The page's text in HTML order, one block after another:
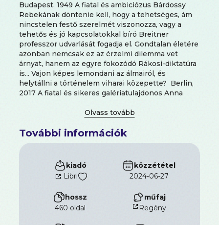
Budapest, 1949 A fiatal és ambiciózus Bárdossy
Rebekának döntenie kell, hogy a tehetséges, ám
nincstelen festő szerelmét viszonozza, vagy a
tehetős és jó kapcsolatokkal bíró Breitner
professzor udvarlását fogadja el. Gondtalan életére
azonban nemcsak ez az érzelmi dilemma vet
árnyat, hanem az egyre fokozódó Rákosi-diktatúra
is... Vajon képes lemondani az álmairól, és
helytállni a történelem viharai közepette? Berlin,
2017 A fiatal és sikeres galériatulajdonos Anna
áll, s ráadásul egy titokzatos férfi is felkeresi berlini
Rebeka negyvenes évek végén készült portréját
nyújtja át neki. A festmény eredetét kutatva Anna
régmúlt idők családi titkainak ered nyomába, hogy
utazásának végén nem várt kérdésekre is választ
Kiss Nikoletta
regényében Budapest,
Berlin és Bécs, illetve a 20. századi európai
történelem kulisszái között elevenedik meg egy
család három generációjának élete és egy
különleges szerelem története.
További információk
kiadó
Libri
közzététel
2024-06-27
hossz
460 oldal
műfaj
Regény